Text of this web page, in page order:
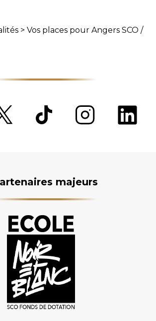
> Vos places pour Angers SCO /
majeurs